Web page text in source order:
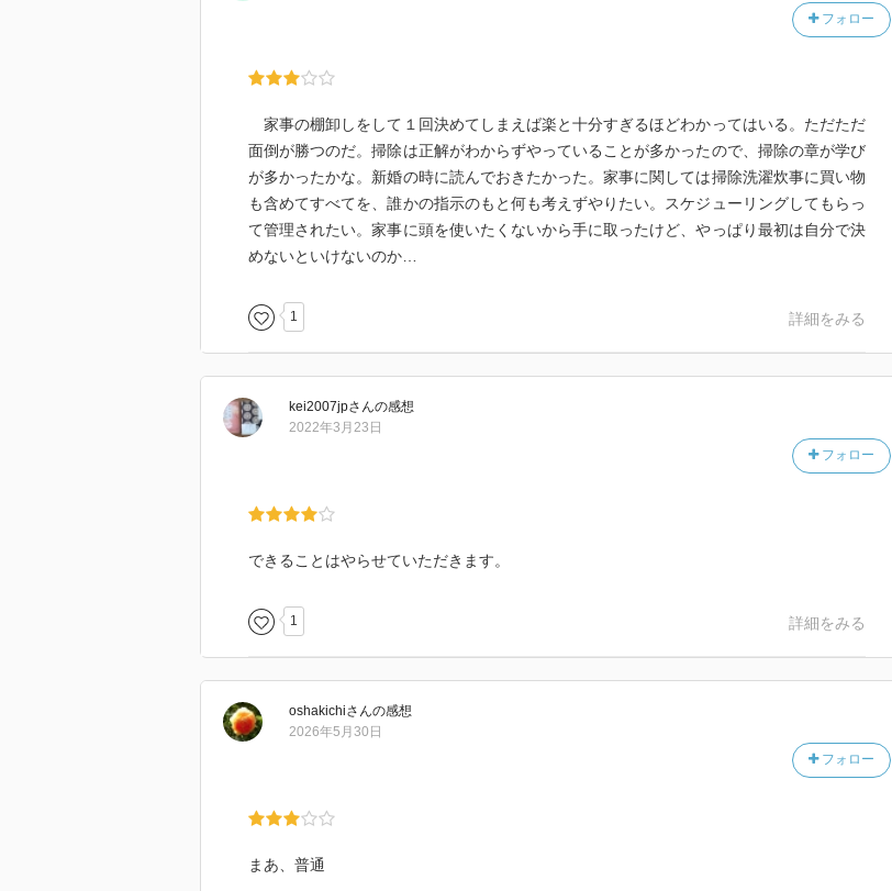
フォロー
家事の棚卸しをして１回決めてしまえば楽と十分すぎるほどわかってはいる。ただただ
面倒が勝つのだ。掃除は正解がわからずやっていることが多かったので、掃除の章が学び
が多かったかな。新婚の時に読んでおきたかった。家事に関しては掃除洗濯炊事に買い物
も含めてすべてを、誰かの指示のもと何も考えずやりたい。スケジューリングしてもらっ
て管理されたい。家事に頭を使いたくないから手に取ったけど、やっぱり最初は自分で決
めないといけないのか…
1 詳細をみる
kei2007jpさんの感想
フォロー
2022年3月23日
できることはやらせていただきます。
1 詳細をみる
oshakichiさんの感想
フォロー
2026年5月30日
まあ、普通